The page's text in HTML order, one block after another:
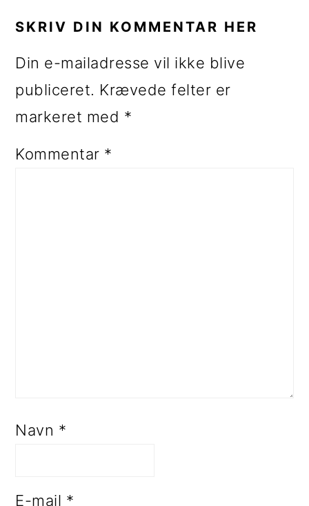
SKRIV DIN KOMMENTAR HER
Din e-mailadresse vil ikke blive
publiceret. Krævede felter er
markeret med *
Kommentar *
Navn *
E-mail *